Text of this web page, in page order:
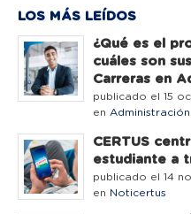
LOS MÁS LEÍDOS
¿Qué es el
cuáles son
Carreras en
publicado el 15
en
CERTUS
estudiante a
publicado el 14
en Noticertus